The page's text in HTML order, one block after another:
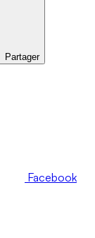
Partager
Facebook